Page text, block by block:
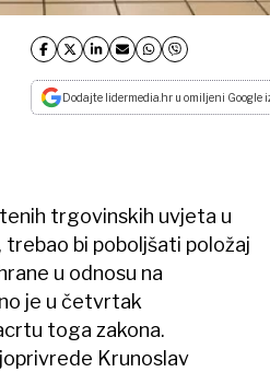
Dodajte lidermedia.hr u omiljeni Google
trgovinskih uvjeta u
trebao bi poboljšati položaj
u odnosu na
je u četvrtak
toga zakona.
Krunoslav